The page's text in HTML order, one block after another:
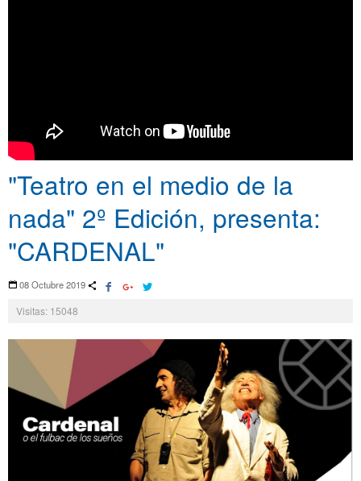
"Teatro en el medio de la
nada" 2º Edición, presenta:
"CARDENAL"
08 Octubre 2019
Visitas: 15048